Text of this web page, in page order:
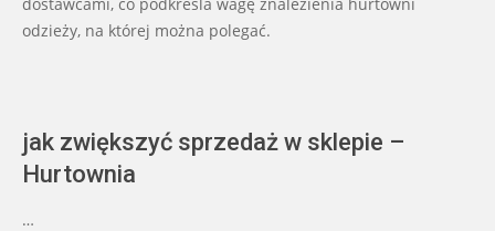
odzieży, na której można polegać.
jak zwiększyć sprzedaż w sklepie –
Hurtownia
…